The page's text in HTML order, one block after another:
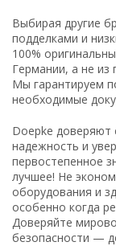
Выбирая другие
подделками и
100%
Германии, а не из
Мы гарантируем
необходимые
Doepke доверяют
надежность и
первостепенное
лучшее! Не
оборудования и
особенно когда
Доверяйте
безопасности —